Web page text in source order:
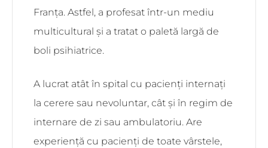
Franța. Astfel, a profesat într-un mediu
multicultural și a tratat o paletă largă de
boli psihiatrice.
A lucrat atât în spital cu pacienți internați
la cerere sau nevoluntar, cât și în regim de
internare de zi sau ambulatoriu. Are
experiență cu pacienți de toate vârstele,